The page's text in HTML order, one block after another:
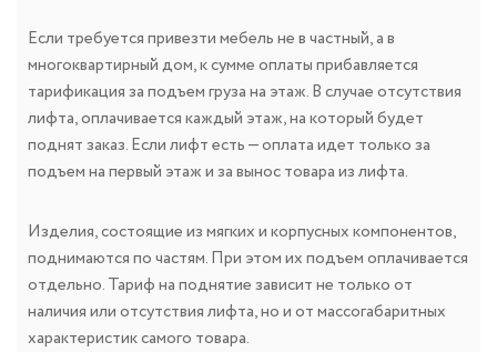
Если требуется привезти мебель не в частный, а в
многоквартирный дом, к сумме оплаты прибавляется
тарификация за подъем груза на этаж. В случае отсутствия
лифта, оплачивается каждый этаж, на который будет
поднят заказ. Если лифт есть — оплата идет только за
подъем на первый этаж и за вынос товара из лифта.
Изделия, состоящие из мягких и корпусных компонентов,
поднимаются по частям. При этом их подъем оплачивается
отдельно. Тариф на поднятие зависит не только от
наличия или отсутствия лифта, но и от массогабаритных
характеристик самого товара.